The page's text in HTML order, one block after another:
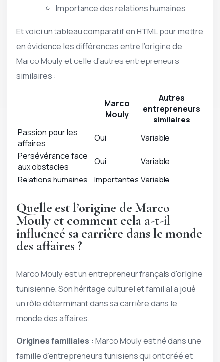
Importance des relations humaines
Et voici un tableau comparatif en HTML pour mettre
en évidence les différences entre l’origine de
Marco Mouly et celle d’autres entrepreneurs
similaires :
Marco
Mouly
Autres
entrepreneurs
similaires
Passion pour les
affaires
Oui
Variable
Persévérance face
aux obstacles
Oui
Variable
Relations humaines
Importantes Variable
Quelle est l’origine de Marco
Mouly et comment cela a-t-il
influencé sa carrière dans le monde
des affaires ?
Marco Mouly est un entrepreneur français d’origine
tunisienne. Son héritage culturel et familial a joué
un rôle déterminant dans sa carrière dans le
monde des affaires.
Origines familiales : Marco Mouly est né dans une
famille d’entrepreneurs tunisiens qui ont créé et